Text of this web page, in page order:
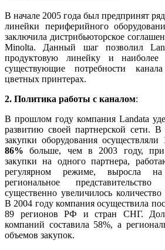
В начале 2005 года был предпринят
линейки периферийного
заключила дистрибьюторское
Minolta. Данный шаг позволил
продуктовую линейку и наиболее
существующие потребности
цветных принтерах.
2. Политика работы с каналом:
В прошлом году компания Landata
развитию своей партнерской сети.
закупки оборудования
86% больше, чем в 2003 году,
закупки на одного партнера,
регулярном режиме, выросла
региональное
существенно увеличилось
В 2004 году компания осуществила
89 регионов РФ и стран СНГ.
компаний составила 58%, а
объемов закупок.